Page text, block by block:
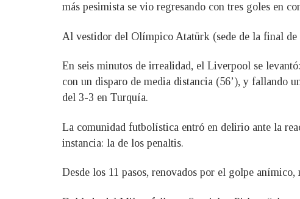
más pesimista se vio regresando con tres goles en
Al vestidor del Olímpico Atatürk (sede de la final de
En seis minutos de irrealidad, el Liverpool se
con un disparo de media distancia (56’), y fallando
del 3-3 en Turquía.
La comunidad futbolística entró en delirio ante la
instancia: la de los penaltis.
Desde los 11 pasos, renovados por el golpe